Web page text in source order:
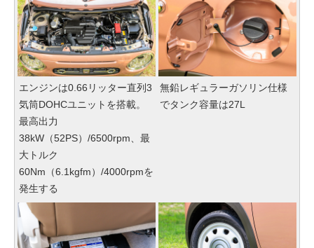
エンジンは0.66リッター直列3
気筒DOHCユニットを搭載。
最高出力
38kW（52PS）/6500rpm、最
大トルク
60Nm（6.1kgfm）/4000rpmを
発生する
無鉛レギュラーガソリン仕様
でタンク容量は27L